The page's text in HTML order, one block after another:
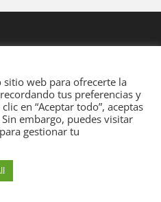
sitio web para ofrecerte la
tus preferencias y
en “Aceptar todo”, aceptas
embargo, puedes visitar
gestionar tu